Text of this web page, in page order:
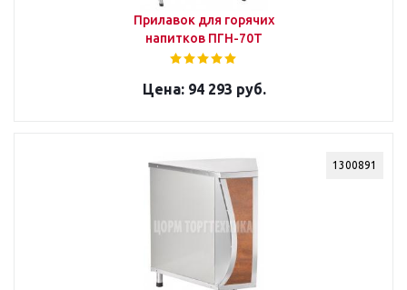
Прилавок для горячих
напитков ПГН-70Т
94 293 руб.
1300891